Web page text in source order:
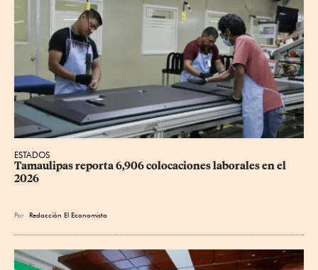
ESTADOS
Tamaulipas reporta 6,906 colocaciones laborales en el
2026
Por Redacción El Economista